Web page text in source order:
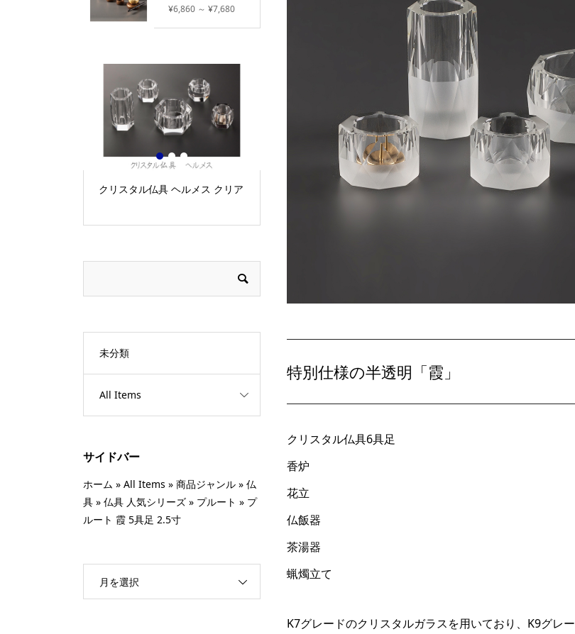
特別仕様の半透明「霞」
クリスタル仏具6具足
香炉
花立
仏飯器
茶湯器
蝋燭立て
K7グレードのクリスタルガラスを用いており、K9グレー
¥6,860 ～ ¥7,680
クリスタル仏具 ヘルメス クリア
【新発売】モダン仏具 スピカ 6
インスタフォロー プレゼントキ
1 2
未分類
All Items
サイドバー
ホーム » All Items » 商品ジャンル » 仏
具 » 仏具 人気シリーズ » プルート » プ
ルート 霞 5具足 2.5寸
月を選択